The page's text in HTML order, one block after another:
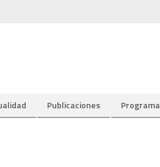
Publicaciones Programa